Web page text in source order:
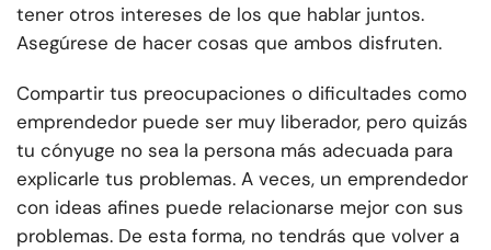
tener otros intereses de los que hablar juntos.
Asegúrese de hacer cosas que ambos disfruten.
Compartir tus preocupaciones o dificultades como
emprendedor puede ser muy liberador, pero quizás
tu cónyuge no sea la persona más adecuada para
explicarle tus problemas. A veces, un emprendedor
con ideas afines puede relacionarse mejor con sus
problemas. De esta forma, no tendrás que volver a